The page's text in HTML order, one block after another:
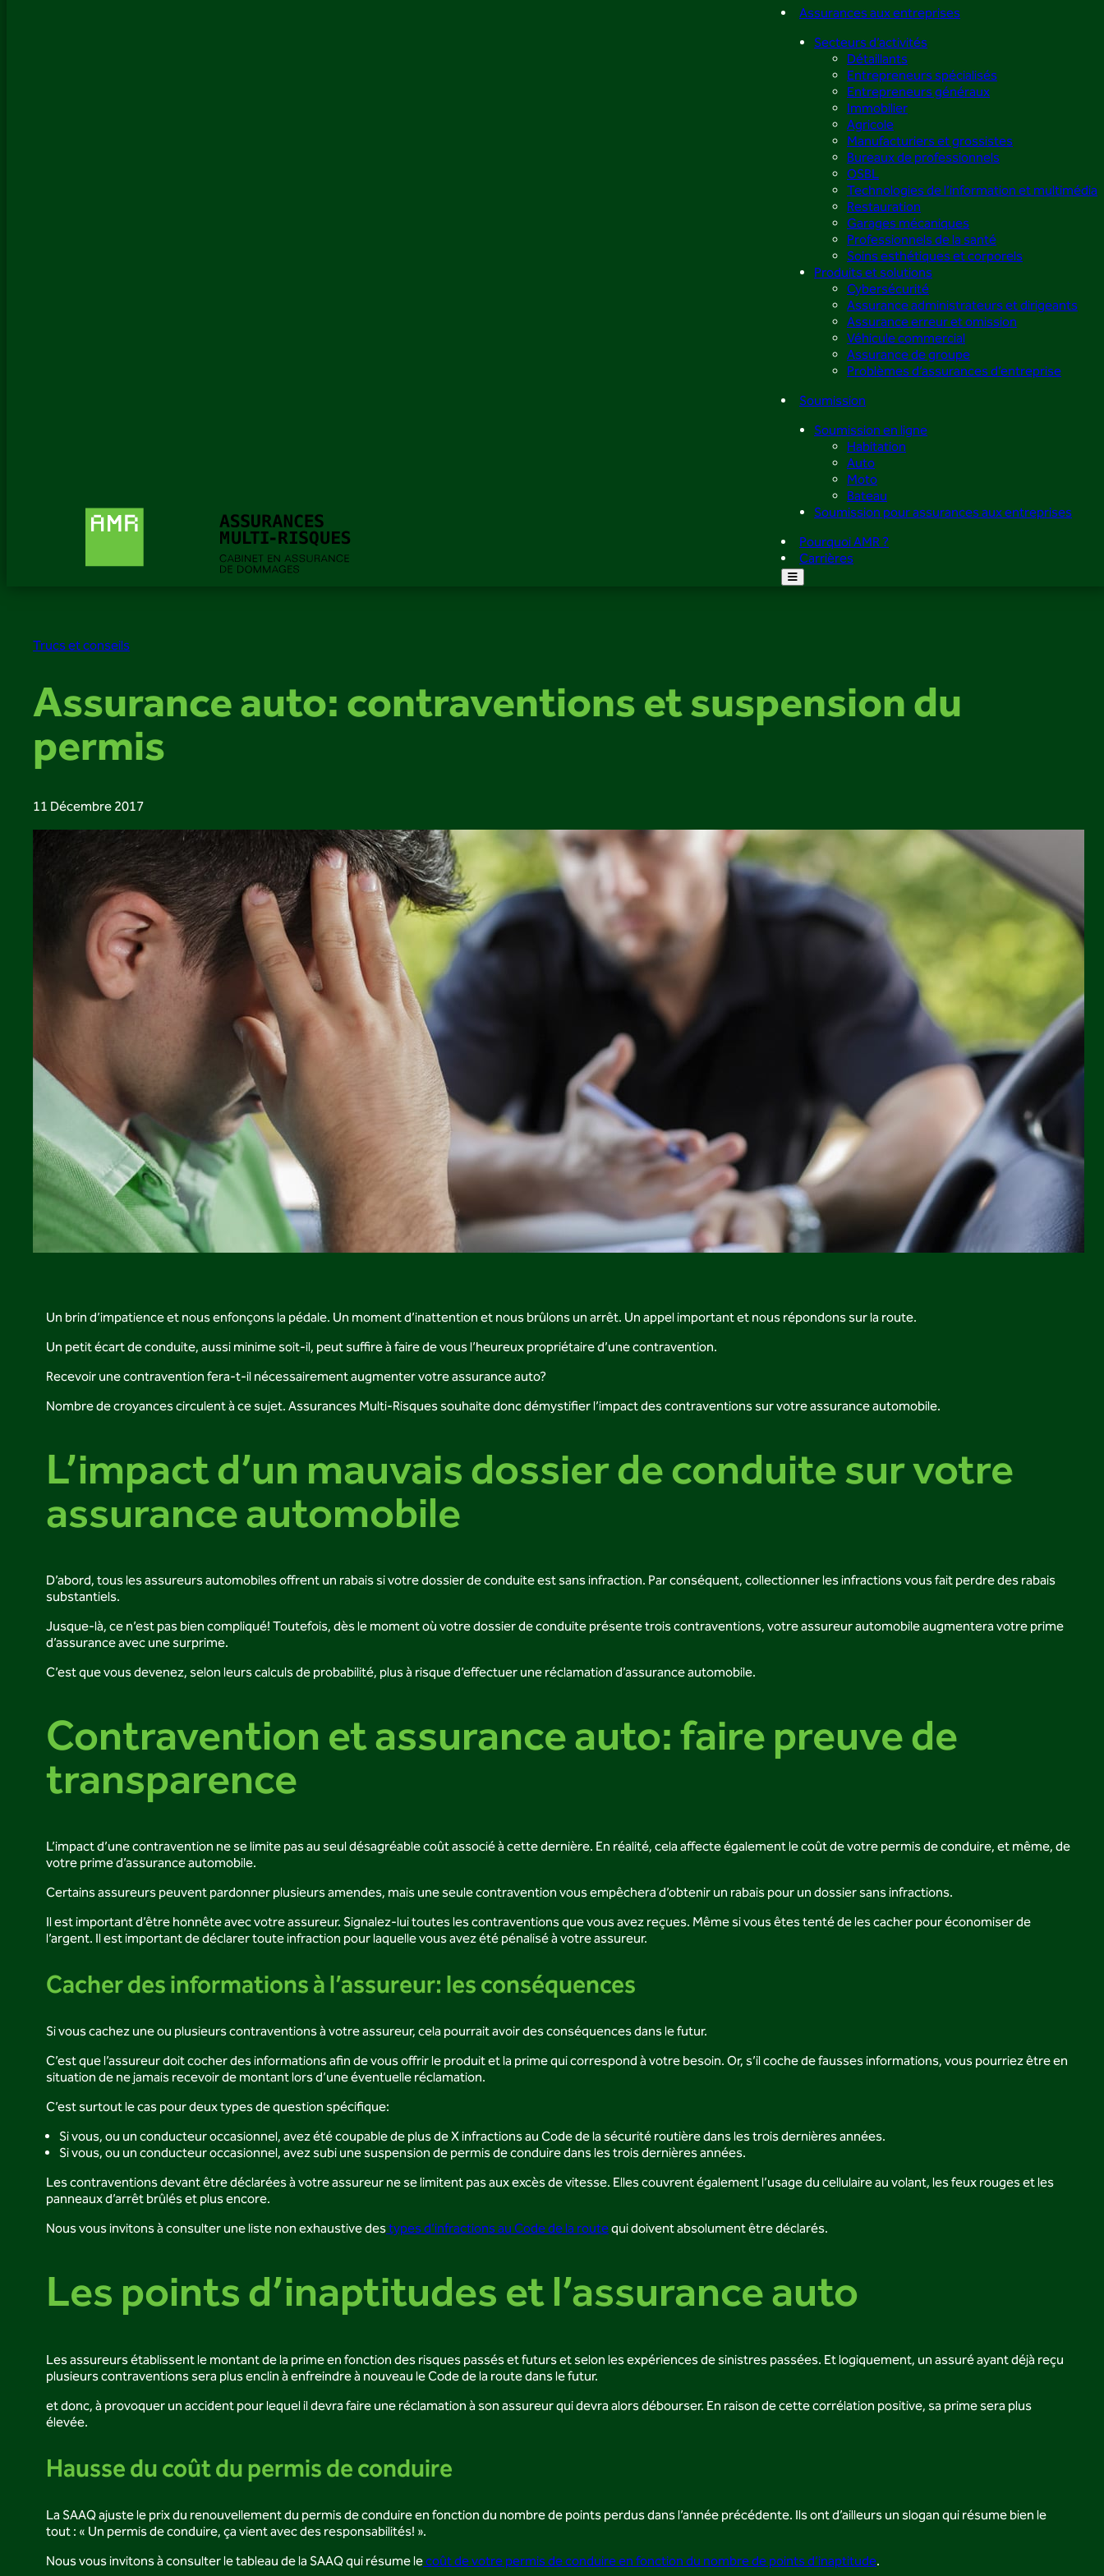
Assurances aux entreprises
Secteurs d’activités
Détaillants
Entrepreneurs spécialisés
Entrepreneurs généraux
Immobilier
Agricole
Manufacturiers et grossistes
Bureaux de professionnels
OSBL
Technologies de l’information et multimédia
Restauration
Garages mécaniques
Professionnels de la santé
Soins esthétiques et corporels
Produits et solutions
Cybersécurité
Assurance administrateurs et dirigeants
Assurance erreur et omission
Véhicule commercial
Assurance de groupe
Problèmes d’assurances d’entreprise
Soumission
Soumission en ligne
Habitation
Auto
Moto
Bateau
Soumission pour assurances aux entreprises
Pourquoi AMR ?
Carrières
Trucs et conseils
Assurance auto: contraventions et suspension du
permis
11 Décembre 2017
Un brin d’impatience et nous enfonçons la pédale. Un moment d’inattention et nous brûlons un arrêt. Un appel important et nous répondons sur la route.
Un petit écart de conduite, aussi minime soit-il, peut suffire à faire de vous l’heureux propriétaire d’une contravention.
Recevoir une contravention fera-t-il nécessairement augmenter votre assurance auto?
Nombre de croyances circulent à ce sujet. Assurances Multi-Risques souhaite donc démystifier l’impact des contraventions sur votre assurance automobile.
L’impact d’un mauvais dossier de conduite sur votre
assurance automobile
D’abord, tous les assureurs automobiles offrent un rabais si votre dossier de conduite est sans infraction. Par conséquent, collectionner les infractions vous fait perdre des rabais
substantiels.
Jusque-là, ce n’est pas bien compliqué! Toutefois, dès le moment où votre dossier de conduite présente trois contraventions, votre assureur automobile augmentera votre prime
d’assurance avec une surprime.
C’est que vous devenez, selon leurs calculs de probabilité, plus à risque d’effectuer une réclamation d’assurance automobile.
Contravention et assurance auto: faire preuve de
transparence
L’impact d’une contravention ne se limite pas au seul désagréable coût associé à cette dernière. En réalité, cela affecte également le coût de votre permis de conduire, et même, de
votre prime d’assurance automobile.
Certains assureurs peuvent pardonner plusieurs amendes, mais une seule contravention vous empêchera d’obtenir un rabais pour un dossier sans infractions.
Il est important d’être honnête avec votre assureur. Signalez-lui toutes les contraventions que vous avez reçues. Même si vous êtes tenté de les cacher pour économiser de
l’argent. Il est important de déclarer toute infraction pour laquelle vous avez été pénalisé à votre assureur.
Cacher des informations à l’assureur: les conséquences
Si vous cachez une ou plusieurs contraventions à votre assureur, cela pourrait avoir des conséquences dans le futur.
C’est que l’assureur doit cocher des informations afin de vous offrir le produit et la prime qui correspond à votre besoin. Or, s’il coche de fausses informations, vous pourriez être en
situation de ne jamais recevoir de montant lors d’une éventuelle réclamation.
C’est surtout le cas pour deux types de question spécifique:
Si vous, ou un conducteur occasionnel, avez été coupable de plus de X infractions au Code de la sécurité routière dans les trois dernières années.
Si vous, ou un conducteur occasionnel, avez subi une suspension de permis de conduire dans les trois dernières années.
Les contraventions devant être déclarées à votre assureur ne se limitent pas aux excès de vitesse. Elles couvrent également l’usage du cellulaire au volant, les feux rouges et les
panneaux d’arrêt brûlés et plus encore.
Nous vous invitons à consulter une liste non exhaustive destypes d’infractions au Code de la routequi doivent absolument être déclarés.
Les points d’inaptitudes et l’assurance auto
Les assureurs établissent le montant de la prime en fonction des risques passés et futurs et selon les expériences de sinistres passées. Et logiquement, un assuré ayant déjà reçu
plusieurs contraventions sera plus enclin à enfreindre à nouveau le Code de la route dans le futur.
et donc, à provoquer un accident pour lequel il devra faire une réclamation à son assureur qui devra alors débourser. En raison de cette corrélation positive, sa prime sera plus
élevée.
Hausse du coût du permis de conduire
La SAAQ ajuste le prix du renouvellement du permis de conduire en fonction du nombre de points perdus dans l’année précédente. Ils ont d’ailleurs un slogan qui résume bien le
tout : « Un permis de conduire, ça vient avec des responsabilités! ».
Nous vous invitons à consulter le tableau de la SAAQ qui résume lecoût de votre permis de conduire en fonction du nombre de points d’inaptitude.